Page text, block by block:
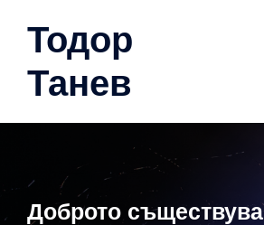
Тодор
Танев
Доброто съществува